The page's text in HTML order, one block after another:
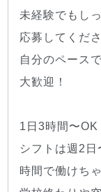
未経験でもし
応募してくだ
自分のペース
大歓迎！
1日3時間〜OK
シフトは週2
時間で働けち